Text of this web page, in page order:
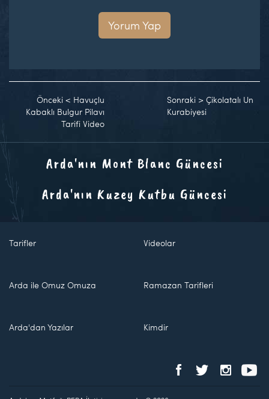
Yorum Yap
Önceki < Havuçlu
Kabaklı Bulgur Pilavı
Tarifi Video
Sonraki >Çikolatalı Un
Kurabiyesi
Arda'nın Mont Blanc Güncesi
Arda'nın Kuzey Kutbu Güncesi
Tarifler Videolar
Arda ile Omuz Omuza Ramazan Tarifleri
Arda'dan Yazılar Kimdir